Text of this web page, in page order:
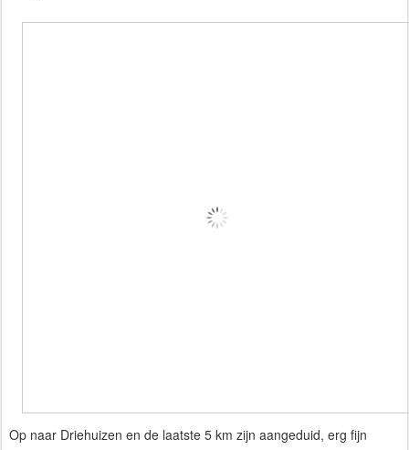
Op naar Driehuizen en de laatste 5 km zijn aangeduid, erg fijn